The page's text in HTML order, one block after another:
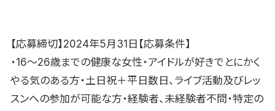
【応募締切】2024年5月31日【応募条件】
・16〜26歳までの健康な女性・アイドルが好きでとにかく
やる気のある方・土日祝＋平日数日、ライブ活動及びレッ
スンへの参加が可能な方・経験者、未経験者不問・特定の